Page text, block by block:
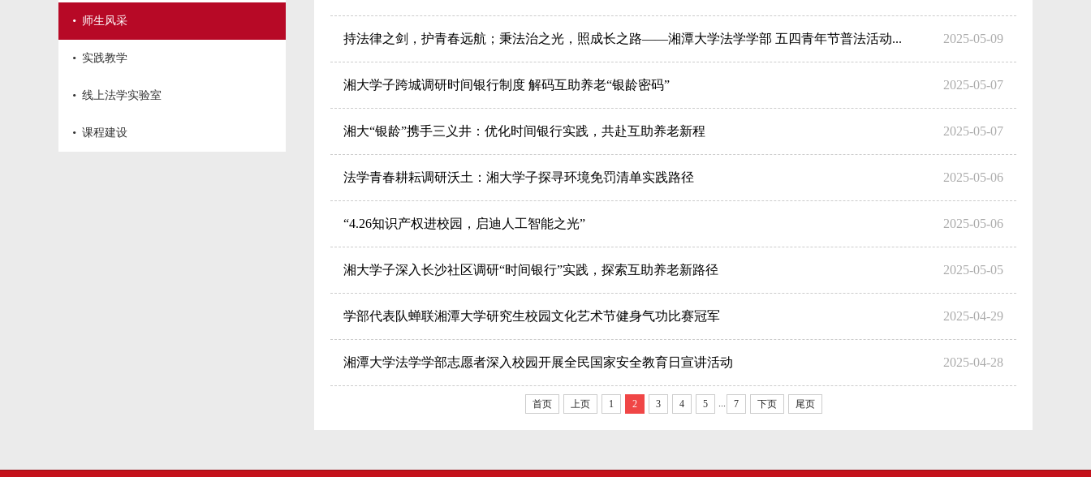
· 师生风采
· 实践教学
· 线上法学实验室
· 课程建设
持法律之剑，护青春远航；秉法治之光，照成长之路——湘潭大学法学学部 五四青年节普法活动... 2025-05-09
湘大学子跨城调研时间银行制度 解码互助养老“银龄密码” 2025-05-07
湘大“银龄”携手三义井：优化时间银行实践，共赴互助养老新程 2025-05-07
法学青春耕耘调研沃土：湘大学子探寻环境免罚清单实践路径 2025-05-06
“4.26知识产权进校园，启迪人工智能之光” 2025-05-06
湘大学子深入长沙社区调研“时间银行”实践，探索互助养老新路径 2025-05-05
学部代表队蝉联湘潭大学研究生校园文化艺术节健身气功比赛冠军 2025-04-29
湘潭大学法学学部志愿者深入校园开展全民国家安全教育日宣讲活动 2025-04-28
首页 上页 1 2 3 4 5 7 下页 尾页